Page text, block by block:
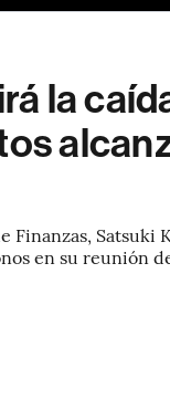
la
Finanzas, Satsuki
en su reunión